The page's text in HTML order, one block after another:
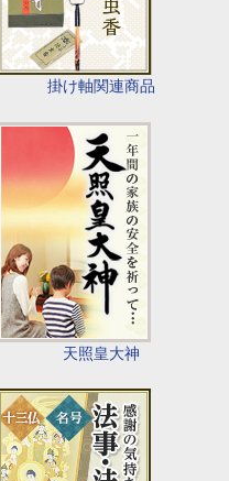
掛け軸関連商品
天照皇大神